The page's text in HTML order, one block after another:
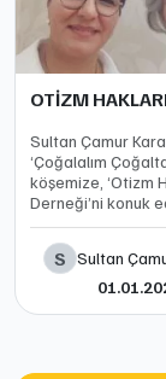
OTİZM
Sultan Çamur
‘Çoğalalım
köşemize, ‘Otizm
Derneği’ni konuk
S Sultan